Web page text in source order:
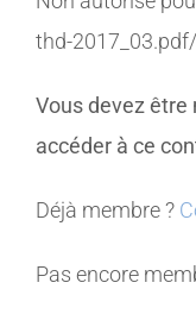
MEMBRES
CONTACT
thd-2017_03.pdf/
Vous devez être
accéder à ce
Déjà membre ?
Pas encore